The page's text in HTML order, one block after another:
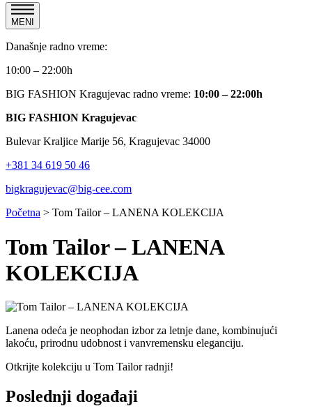
MENI
Današnje radno vreme:
10:00 – 22:00h
BIG FASHION Kragujevac radno vreme: 10:00 – 22:00h
BIG FASHION Kragujevac
Bulevar Kraljice Marije 56, Kragujevac 34000
+381 34 619 50 46
bigkragujevac@big-cee.com
Početna > Tom Tailor – LANENA KOLEKCIJA
Tom Tailor – LANENA
KOLEKCIJA
Lanena odeća je neophodan izbor za letnje dane, kombinujući
lakoću, prirodnu udobnost i vanvremensku eleganciju.
Otkrijte kolekciju u Tom Tailor radnji!
Poslednji događaji